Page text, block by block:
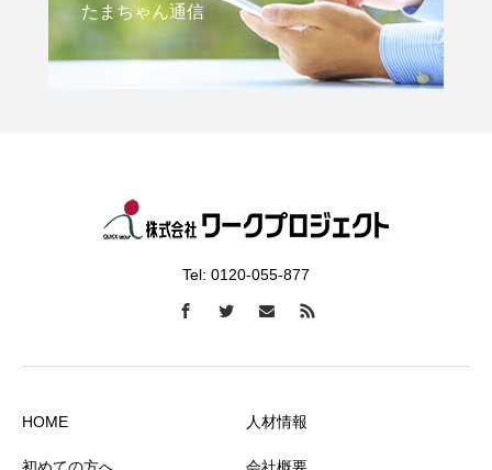
たまちゃん通信
Tel: 0120-055-877
HOME
初めての方へ
人材情報
会社概要